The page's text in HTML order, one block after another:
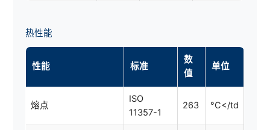
热性能
性能 标准
数
值
单位
熔点
ISO
11357-1
263 °C</td